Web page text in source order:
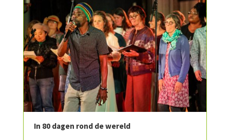
In 80 dagen rond de wereld